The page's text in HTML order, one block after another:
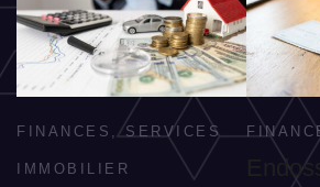
FINANCES ,SERVICES
IMMOBILIER